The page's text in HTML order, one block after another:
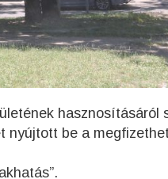
hasznosításáról
nyújtott be a